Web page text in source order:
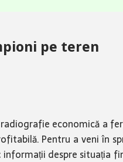
pe teren
economică a
Pentru a veni în
informații despre situația